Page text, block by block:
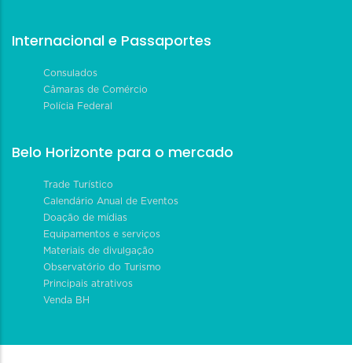
Internacional e Passaportes
Consulados
Câmaras de Comércio
Polícia Federal
Belo Horizonte para o mercado
Trade Turístico
Calendário Anual de Eventos
Doação de mídias
Equipamentos e serviços
Materiais de divulgação
Observatório do Turismo
Principais atrativos
Venda BH